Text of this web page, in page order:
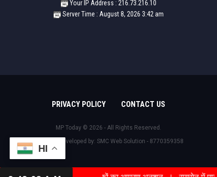
Your IP Address : 216.73.216.10
Server Time : August 8, 2026 3:42 am
PRIVACY POLICY CONTACT US
MP Today © 2026 - All Rights Reserved.
Design & Developed by: SMC Web Solution - 8770359358
HI